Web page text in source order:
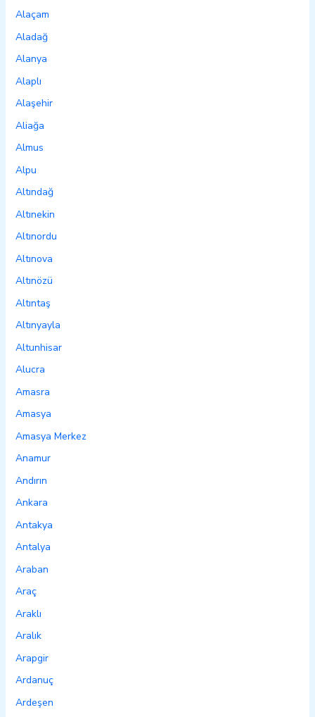
Alaçam
Aladağ
Alanya
Alaplı
Alaşehir
Aliağa
Almus
Alpu
Altındağ
Altınekin
Altınordu
Altınova
Altınözü
Altıntaş
Altınyayla
Altunhisar
Alucra
Amasra
Amasya
Amasya Merkez
Anamur
Andırın
Ankara
Antakya
Antalya
Araban
Araç
Araklı
Aralık
Arapgir
Ardanuç
Ardeşen